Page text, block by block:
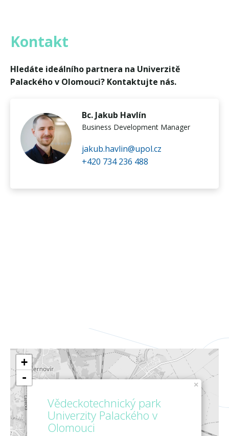
Kontakt
Hledáte ideálního partnera na Univerzitě
Palackého v Olomouci? Kontaktujte nás.
Bc. Jakub Havlín
Business Development Manager
jakub.havlin@upol.cz
+420 734 236 488
×
Vědeckotechnický park
Univerzity Palackého v
Olomouci
+
-